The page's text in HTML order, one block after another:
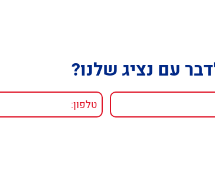
עם נציג שלנו?